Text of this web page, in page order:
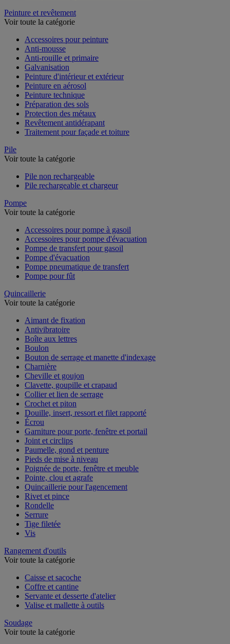
Peinture et revêtement
Voir toute la catégorie
Accessoires pour peinture
Anti-mousse
Anti-rouille et primaire
Galvanisation
Peinture d'intérieur et extérieur
Peinture en aérosol
Peinture technique
Préparation des sols
Protection des métaux
Revêtement antidérapant
Traitement pour façade et toiture
Pile
Voir toute la catégorie
Pile non rechargeable
Pile rechargeable et chargeur
Pompe
Voir toute la catégorie
Accessoires pour pompe à gasoil
Accessoires pour pompe d'évacuation
Pompe de transfert pour gasoil
Pompe d'évacuation
Pompe pneumatique de transfert
Pompe pour fût
Quincaillerie
Voir toute la catégorie
Aimant de fixation
Antivibratoire
Boîte aux lettres
Boulon
Bouton de serrage et manette d'indexage
Charnière
Cheville et goujon
Clavette, goupille et crapaud
Collier et lien de serrage
Crochet et piton
Douille, insert, ressort et filet rapporté
Écrou
Garniture pour porte, fenêtre et portail
Joint et circlips
Paumelle, gond et penture
Pieds de mise à niveau
Poignée de porte, fenêtre et meuble
Pointe, clou et agrafe
Quincaillerie pour l'agencement
Rivet et pince
Rondelle
Serrure
Tige filetée
Vis
Rangement d'outils
Voir toute la catégorie
Caisse et sacoche
Coffre et cantine
Servante et desserte d'atelier
Valise et mallette à outils
Soudage
Voir toute la catégorie